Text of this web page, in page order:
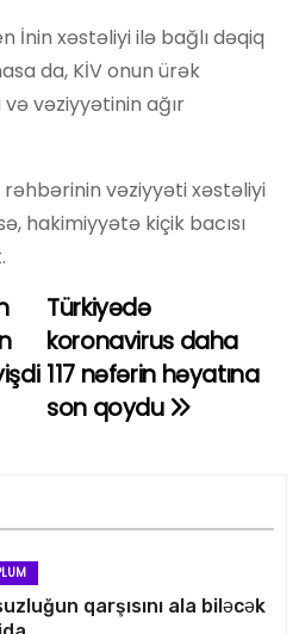
İnin xəstəliyi ilə bağlı dəqiq
da, KİV onun ürək
vəziyyətinin ağır
vəziyyəti xəstəliyi
hakimiyyətə kiçik bacısı
Türkiyədə
koronavirus daha
117 nəfərin həyatına
son qoydu
qarşısını ala biləcək